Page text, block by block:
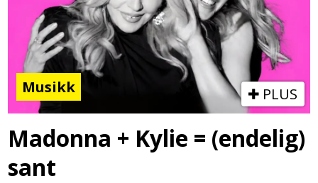
Musikk PLUS
Madonna + Kylie = (endelig)
sant